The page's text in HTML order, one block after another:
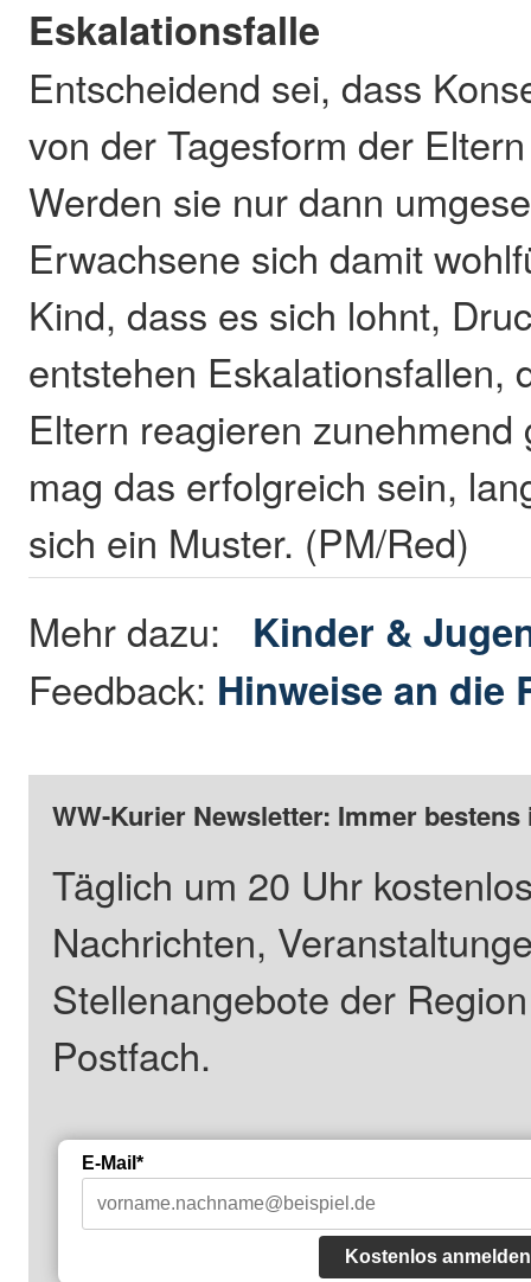
Eskalationsfalle
Entscheidend sei, dass
von der Tagesform der
Werden sie nur dann
Erwachsene sich damit
Kind, dass es sich lohnt,
entstehen Eskalationsfallen,
Eltern reagieren
mag das erfolgreich sein,
sich ein Muster. (PM/Red)
Mehr dazu: Kinder &
Feedback: Hinweise an die
WW-Kurier Newsletter: Immer
Täglich um 20 Uhr
Nachrichten,
Stellenangebote der
Postfach.
E-Mail*
Kostenlos anmelden